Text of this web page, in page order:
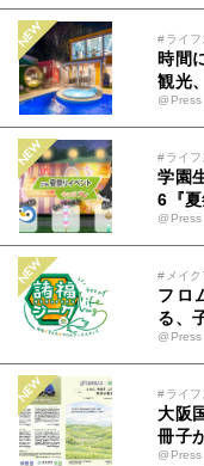
#ライフ
時間
観光
プー
XY
@Press
#ライフ
学園
6『
@Press
#メイク
フロ
る、
ーク
@Press
#ライフ
大阪
冊子
@Press